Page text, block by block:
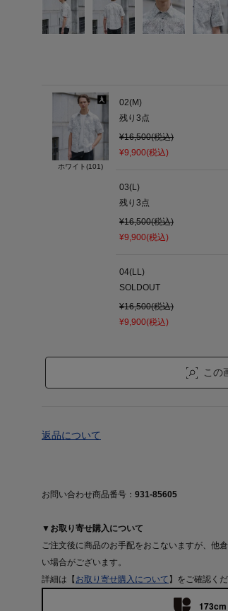
ホワイト(101)
02(M)
残り 3点
¥16,500(税込)
¥9,900(税込)
03(L)
残り 3点
¥16,500(税込)
¥9,900(税込)
04(LL)
SOLDOUT
¥16,500(税込)
¥9,900(税込)
この
返品について
お問い合わせ商品番号： 931-85605
▼お取り寄せ購入について
ご注文後に商品のお手配をおこないますが、他
い場合がございます。
詳細は【 お取り寄せ購入について 】をご確認くだ